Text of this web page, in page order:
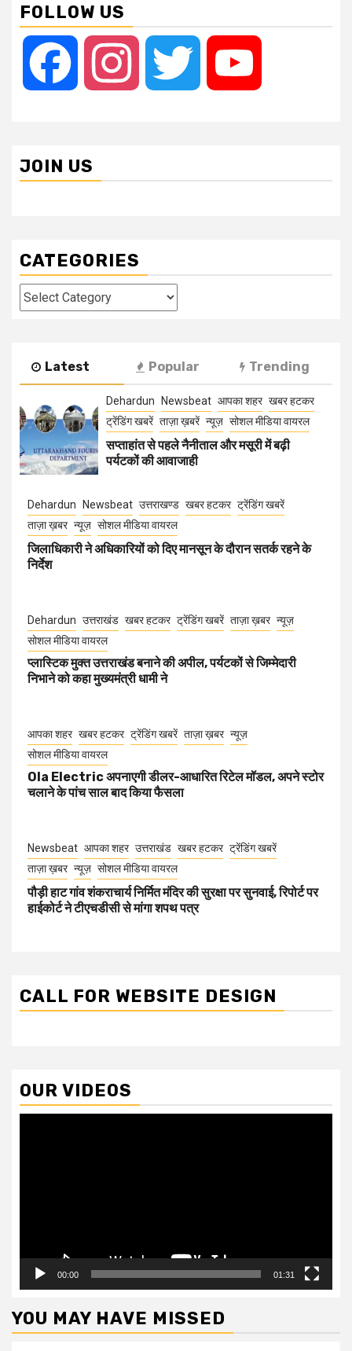
FOLLOW US
Facebook Instagram Twitter
JOIN US
CATEGORIES
Categories
Latest Popular Trending
Dehardun Newsbeat आपका शहर खबर हटकर
ट्रेंडिंग खबरें ताज़ा ख़बरें न्यूज़ सोशल मीडिया वायरल
सप्ताहांत से पहले नैनीताल और मसूरी में बढ़ी
पर्यटकों की आवाजाही
Dehardun Newsbeat उत्तराखण्ड खबर हटकर ट्रेंडिंग खबरें
ताज़ा ख़बर न्यूज़ सोशल मीडिया वायरल
जिलाधिकारी ने अधिकारियों को दिए मानसून के दौरान सतर्क रहने के
निर्देश
Dehardun उत्तराखंड खबर हटकर ट्रेंडिंग खबरें ताज़ा ख़बर न्यूज़
सोशल मीडिया वायरल
प्लास्टिक मुक्त उत्तराखंड बनाने की अपील, पर्यटकों से जिम्मेदारी
निभाने को कहा मुख्यमंत्री धामी ने
आपका शहर खबर हटकर ट्रेंडिंग खबरें ताज़ा ख़बर न्यूज़
सोशल मीडिया वायरल
Ola Electric अपनाएगी डीलर-आधारित रिटेल मॉडल, अपने स्टोर
चलाने के पांच साल बाद किया फैसला
Newsbeat आपका शहर उत्तराखंड खबर हटकर ट्रेंडिंग खबरें
ताज़ा ख़बर न्यूज़ सोशल मीडिया वायरल
पौड़ी हाट गांव शंकराचार्य निर्मित मंदिर की सुरक्षा पर सुनवाई, रिपोर्ट पर
हाईकोर्ट ने टीएचडीसी से मांगा शपथ पत्र
CALL FOR WEBSITE DESIGN
OUR VIDEOS
00:00 01:31
YOU MAY HAVE MISSED